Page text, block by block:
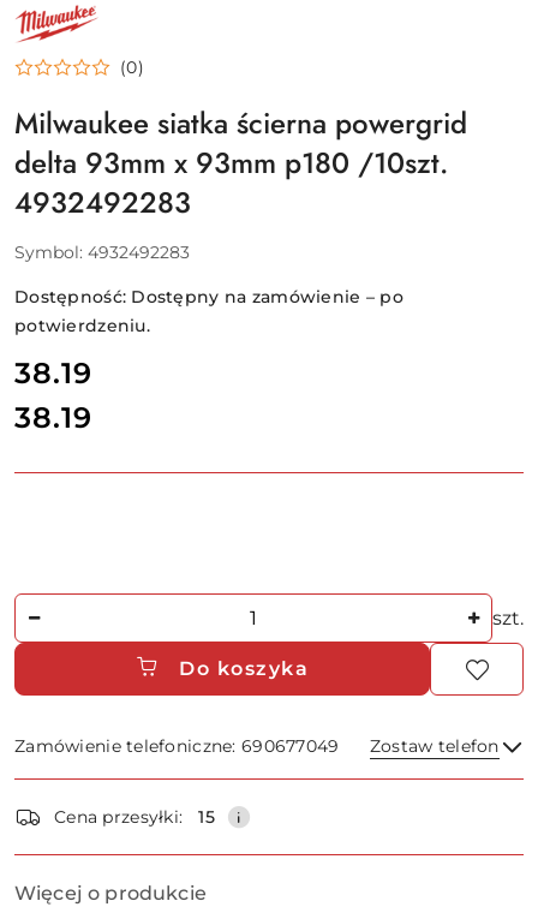
NAZWA
PRODUCENTA:
MILWAUKEE
(0)
Milwaukee siatka ścierna powergrid
delta 93mm x 93mm p180 /10szt.
4932492283
Symbol: 4932492283
Dostępność: Dostępny na zamówienie – po
potwierdzeniu.
cena:
38.19
Cena:
38.19
Ilość szt.
Do koszyka
Zamówienie telefoniczne: 690677049 Zostaw telefon
Wyślij
i
dostawa
Cena przesyłki: 15
Więcej o produkcie